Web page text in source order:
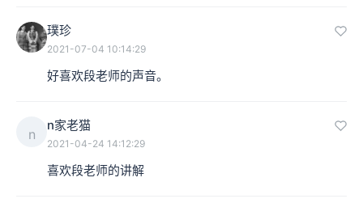
璞珍
2021-07-04 10:14:29
好喜欢段老师的声音。
n
n家老猫
2021-04-24 14:12:29
喜欢段老师的讲解